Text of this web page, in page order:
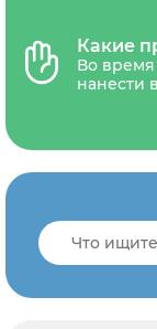
диск или
Какие
Во
нанести